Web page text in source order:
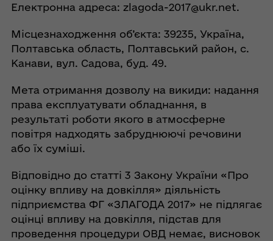
Електронна адреса: zlagoda-2017@ukr.net
Місцезнаходження об’єкта: 39235, Україна,
Полтавська область, Полтавський район, с.
Канави, вул. Садова, буд. 49.
Мета отримання дозволу на викиди: надання
права експлуатувати обладнання, в
результаті роботи якого в атмосферне
повітря надходять забруднюючі речовини
або їх суміші.
Відповідно до статті 3 Закону України «Про
оцінку впливу на довкілля» діяльність
підприємства ФГ «ЗЛАГОДА 2017» не підлягає
оцінці впливу на довкілля, підстав для
проведення процедури ОВД немає, висновок